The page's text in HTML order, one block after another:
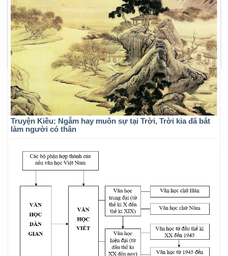
Truyện Kiều: Ngẫm hay muôn sự tại Trời, Trời kia đã bắt
làm người có thân